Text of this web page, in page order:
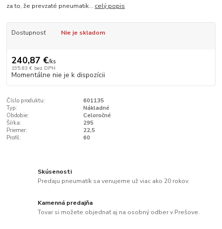
za to, že prevzaté pneumatik... celý popis
Dostupnosť Nie je skladom
240,87 €/ks
195,83 € bez DPH
Momentálne nie je k dispozícii
Číslo produktu:
601135
Typ:
Nákladné
Obdobie:
Celoročné
Šírka:
295
Priemer:
22,5
Profil:
60
Skúsenosti
Predaju pneumatík sa venujeme už viac ako 20 rokov.
Kamenná predajňa
Tovar si možete objednať aj na osobný odber v Prešove.